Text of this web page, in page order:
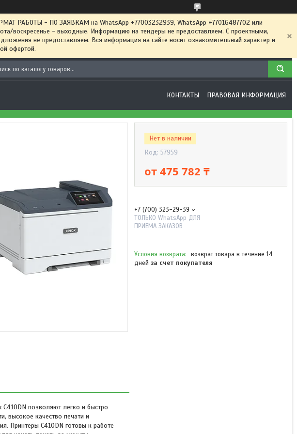
- ПО ЗАЯВКАМ на WhatsApp +77003232939, WhatsApp +77016487702 или
воскресенье - выходные. Информацию на тендеры не предоставляем. С проектными,
не предоставляем. Вся информация на сайте носит ознакомительный характер и
офертой.
КОНТАКТЫ ПРАВОВАЯ ИНФОРМАЦИЯ
позволяют легко и быстро
высокое качество печати и
Принтеры C410DN готовы к работе
Нет в наличии
Код: 57959
от 475 782 ₸
+7 (700) 323-29-39
ТОЛЬКО WhatsApp ДЛЯ
ПРИЕМА ЗАКАЗОВ
возврат товара в течение 14
дней за счет покупателя